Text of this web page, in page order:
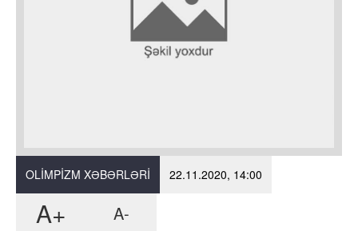
OLIMPIZM XƏBƏRLƏRI 22.11.2020, 14:00
A+ A-